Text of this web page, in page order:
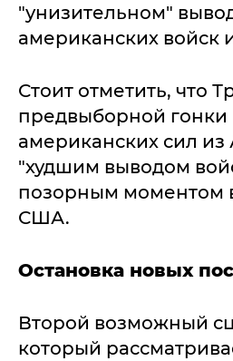
"унизительном"
американских войск
Стоит отметить, что
предвыборной гонки
американских сил из
"худшим выводом
позорным моментом
США.
Остановка новых
Второй возможный
который